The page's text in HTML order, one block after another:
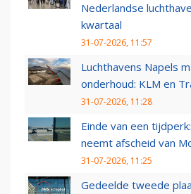
Nederlandse
kwartaal
31-07-2026, 11:57
Luchthavens Napels
onderhoud: KLM en
31-07-2026, 11:28
Einde van een
neemt afscheid van
31-07-2026, 11:25
Gedeelde tweede